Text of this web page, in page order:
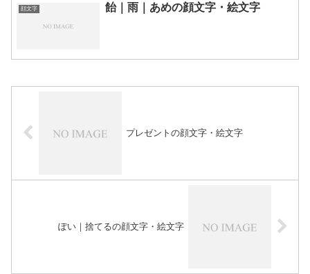
顔文字 飴｜雨｜あめの顔文字・絵文字
プレゼントの顔文字・絵文字
ぽい｜捨てるの顔文字・絵文字